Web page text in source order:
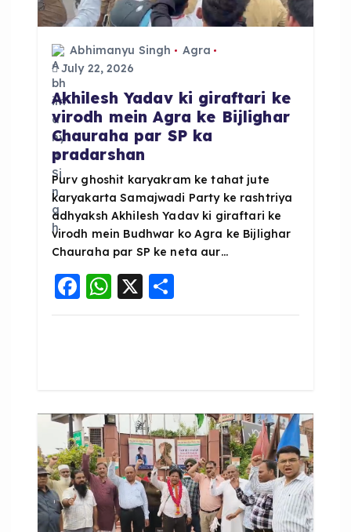
a
Abhimanyu Singh
Agra
July 22, 2026
Akhilesh Yadav ki giraftari ke
virodh mein Agra ke Bijlighar
Chauraha par SP ka
pradarshan
Purv ghoshit karyakram ke tahat jute
karyakarta Samajwadi Party ke rashtriya
adhyaksh Akhilesh Yadav ki giraftari ke
virodh mein Budhwar ko Agra ke Bijlighar
Chauraha par SP ke neta aur…
F
a
o
o
k
W
h
p
p
X S
h